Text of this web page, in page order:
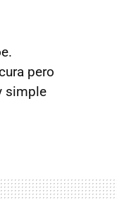
pero
simple